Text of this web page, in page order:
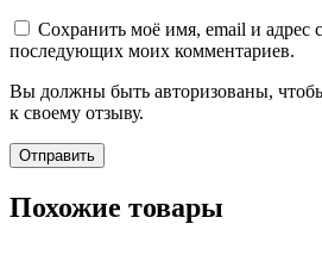
Сохранить моё имя, email и адрес
последующих моих комментариев.
Вы должны быть авторизованы,
к своему отзыву.
Похожие товары